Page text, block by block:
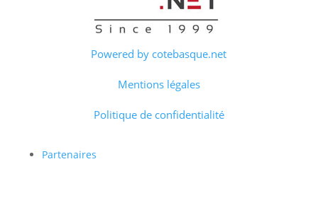
Powered by cotebasque.net
Mentions légales
Politique de confidentialité
Partenaires